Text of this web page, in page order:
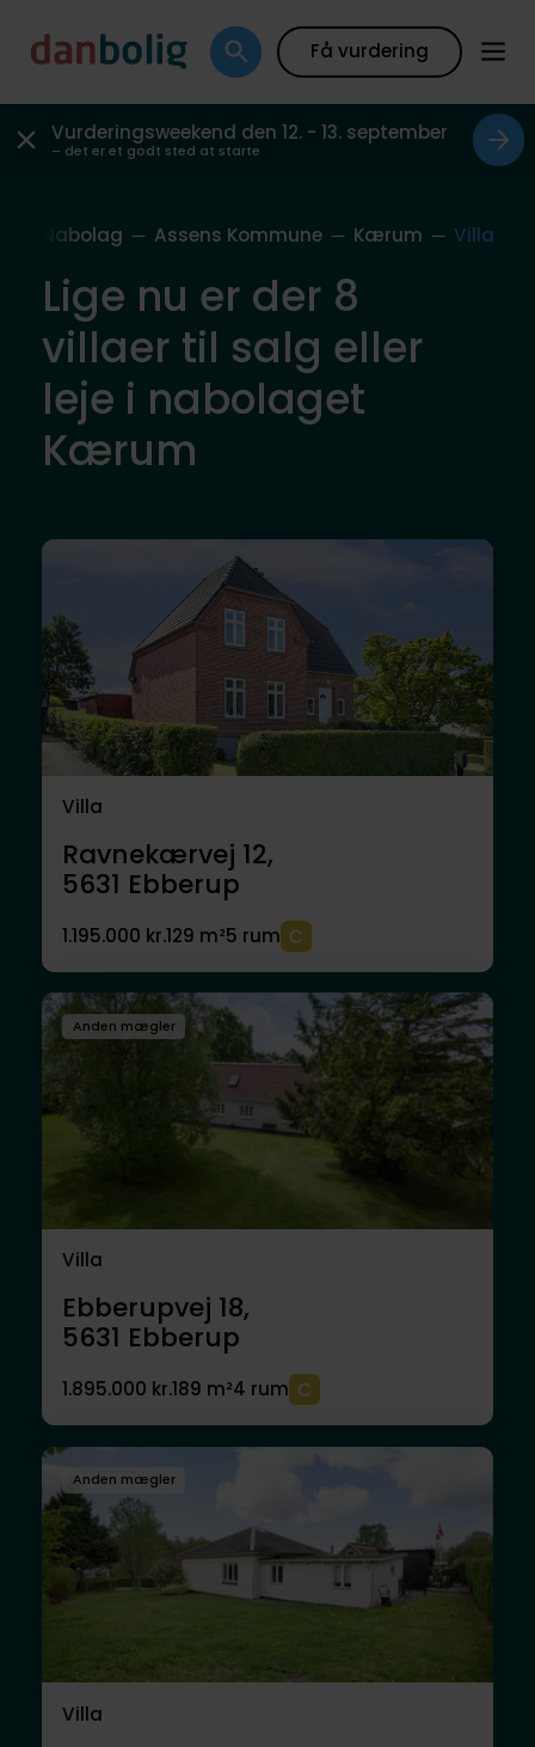
Få vurdering
Vurderingsweekend den 12. - 13. september
– det er et godt sted at starte
Nabolag Assens Kommune Kærum Villa
Lige nu er der 8
villaer til salg eller
leje i nabolaget
Kærum
Villa
Ravnekærvej 12,
5631 Ebberup
1.195.000 kr.129 m²5 rum
Anden mægler
Villa
Ebberupvej 18,
5631 Ebberup
1.895.000 kr.189 m²4 rum
Anden mægler
Villa